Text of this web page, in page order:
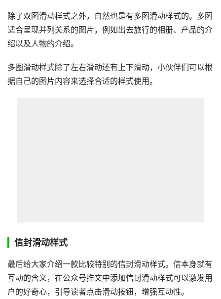
除了双图滑动样式之外，自然也是有多图滑动样式的。多图
适合呈现并列关系的图片，例如出去旅行的相册、产品的介
绍以及人物的介绍。
多图滑动样式除了左右滑动还有上下滑动，小伙伴们可以根
据自己的图片内容来选择合适的样式使用。
信封滑动样式
最后给大家介绍一款比较特别的信封滑动样式。信本身就有
互动的含义，在公众号推文中添加信封滑动样式可以激发用
户的好奇心，引导读者点击滑动按钮，增强互动性。